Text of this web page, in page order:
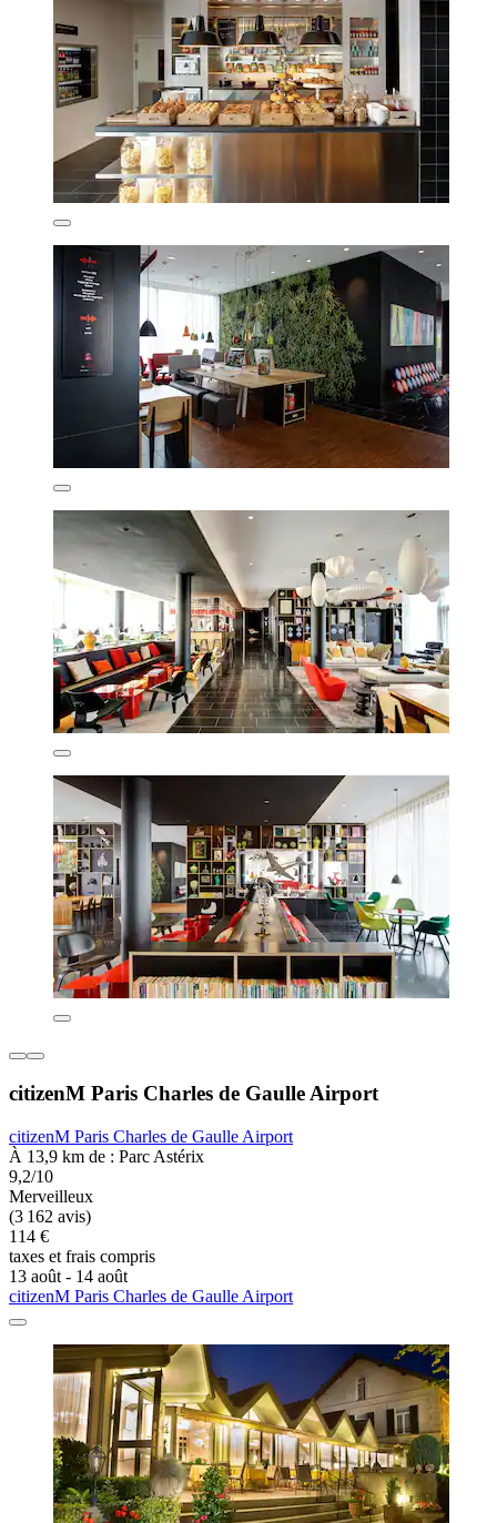
citizenM Paris Charles de Gaulle Airport
citizenM Paris Charles de Gaulle Airport
À 13,9 km de : Parc Astérix
9,2/10
Merveilleux
(3 162 avis)
114 €
taxes et frais compris
13 août - 14 août
citizenM Paris Charles de Gaulle Airport